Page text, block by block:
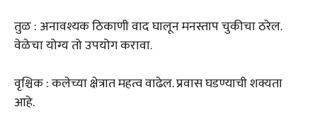
तुळ : अनावश्यक ठिकाणी वाद घालून मनस्ताप चुकीचा ठरेल.
वेळेचा योग्य तो उपयोग करावा.
वृश्चिक : कलेच्या क्षेत्रात महत्व वाढेल. प्रवास घडण्याची शक्यता
आहे.